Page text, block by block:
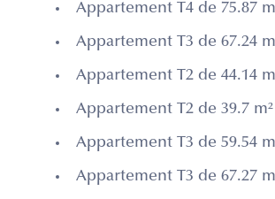
Appartement T4 de 75.87
Appartement T3 de 67.24
Appartement T2 de 44.14
Appartement T2 de 39.7 m²
Appartement T3 de 59.54
Appartement T3 de 67.27